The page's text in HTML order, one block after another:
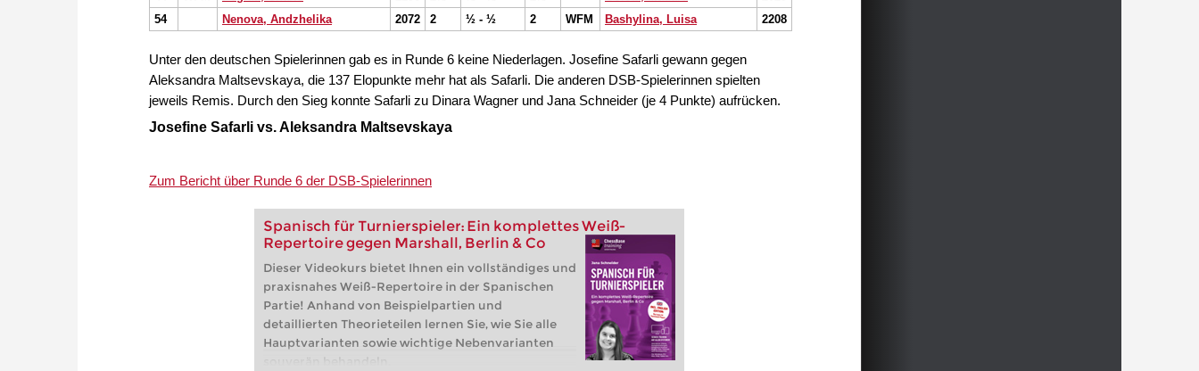
54
Nenova, Andzhelika 2072 2 ½ - ½ 2 WFM Bashylina, Luisa 2208
Unter den deutschen Spielerinnen gab es in Runde 6 keine Niederlagen. Josefine Safarli gewann gegen
Aleksandra Maltsevskaya, die 137 Elopunkte mehr hat als Safarli. Die anderen DSB-Spielerinnen spielten
jeweils Remis. Durch den Sieg konnte Safarli zu Dinara Wagner und Jana Schneider (je 4 Punkte) aufrücken.
Josefine Safarli vs. Aleksandra Maltsevskaya
Zum Bericht über Runde 6 der DSB-Spielerinnen
Spanisch für Turnierspieler: Ein komplettes Weiß-
Repertoire gegen Marshall, Berlin & Co
Dieser Videokurs bietet Ihnen ein vollständiges und
praxisnahes Weiß-Repertoire in der Spanischen
Partie! Anhand von Beispielpartien und
detaillierten Theorieteilen lernen Sie, wie Sie alle
Hauptvarianten sowie wichtige Nebenvarianten
souverän behandeln.